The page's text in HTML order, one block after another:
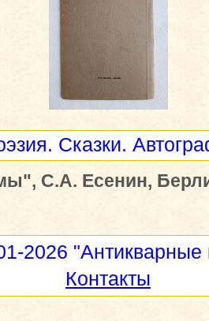
Сказки.
С.А. Есенин,
2026 "Антикварные
Контакты